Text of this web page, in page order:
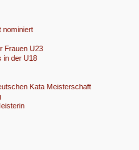
nominiert
Frauen U23
in der U18
Kata Meisterschaft